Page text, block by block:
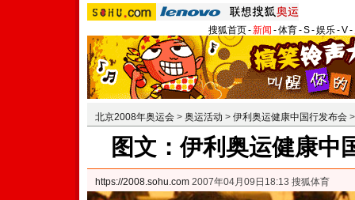
搜狐首页-新闻 -体育-S-娱乐-V-
北京2008年奥运会 > 奥运活动 > 伊利奥运健康中国行发布会
图文：伊利奥运健康中
https://2008.sohu.com 2007年04月09日18:13 搜狐体育